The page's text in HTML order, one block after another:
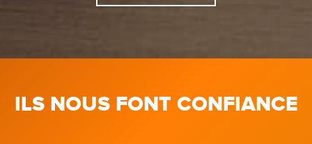
ILS NOUS FONT CONFIANCE